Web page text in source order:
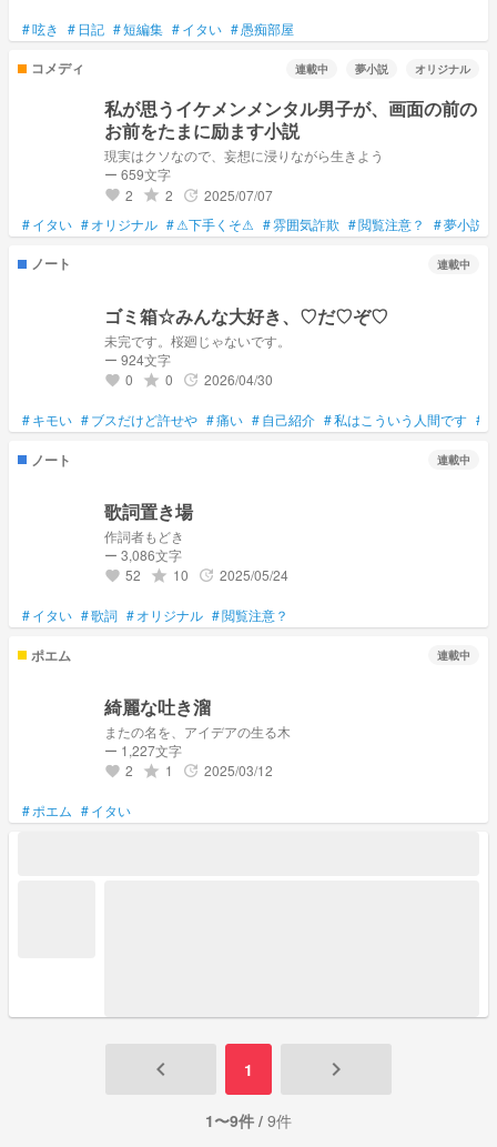
#呟き # 日記 #短編集 #イタい #愚痴部屋
コメディ 連載中 夢小説 オリジナル
私が思うイケメンメンタル男子が、画面の前の
お前をたまに励ます小説
現実はクソなので、妄想に浸りながら生きよう
ー 659文字
favorite 2 grade 2 update 2025/07/07
#イタい #オリジナル #⚠下手くそ⚠ #雰囲気詐欺 #閲覧注意？ #夢小説
ノート 連載中
ゴミ箱☆みんな大好き、♡だ♡ぞ♡
未完です。桜廻じゃないです。
ー 924文字
favorite 0 grade 0 update 2026/04/30
#キモい #ブスだけど許せや #痛い #自己紹介 #私はこういう人間です #
ノート 連載中
歌詞置き場
作詞者もどき
ー 3,086文字
favorite 52 grade 10 update 2025/05/24
#イタい #歌詞 #オリジナル #閲覧注意？
ポエム 連載中
綺麗な吐き溜
またの名を、アイデアの生る木
ー 1,227文字
favorite 2 grade 1 update 2025/03/12
#ポエム #イタい
keyboard_arrow_left 1 keyboard_arrow_right
1〜9件 / 9件